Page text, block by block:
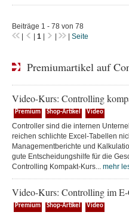
Beiträge 1 - 78 von 78
1 Seite
Premiumartikel auf
Video-Kurs: Controlling
Premium Shop-Artikel Video
Controller sind die internen
reichen schlichte Excel-Tabellen
Managementberichte und
gute Entscheidungshilfe für die
Controlling Kompakt-Kurs... mehr
Video-Kurs: Controlling im E-
Premium Shop-Artikel Video